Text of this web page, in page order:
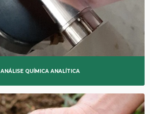
ANÁLISE QUÍMICA ANALÍTICA